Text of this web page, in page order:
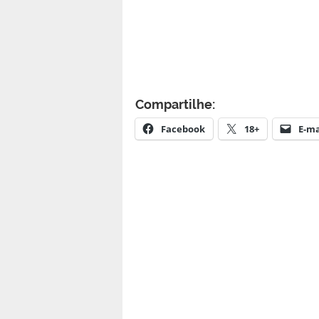
Compartilhe:
Facebook 18+ E-